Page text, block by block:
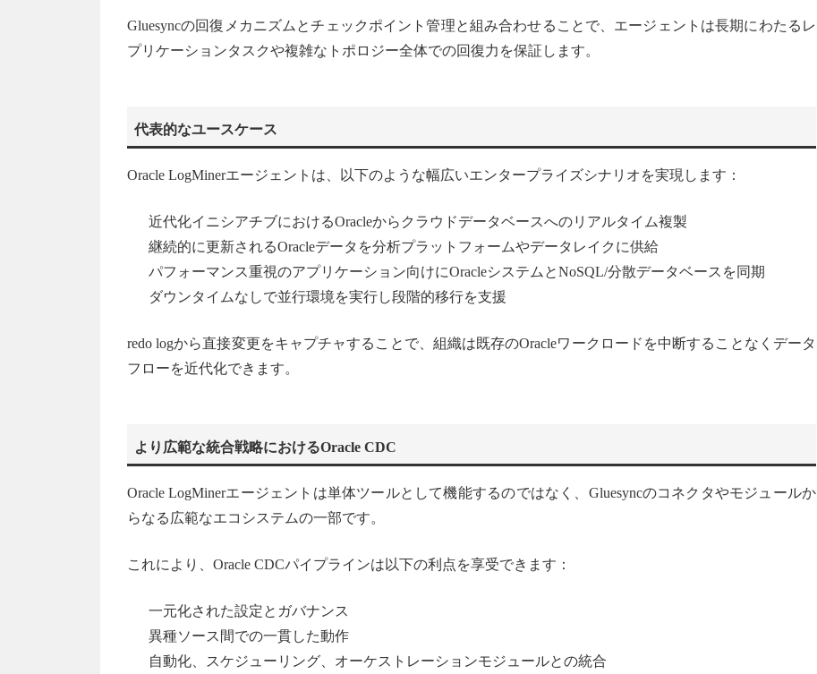
Gluesyncの回復メカニズムとチェックポイント管理と組み合わせることで、エージェントは長期にわたるレ
プリケーションタスクや複雑なトポロジー全体での回復力を保証します。
代表的なユースケース
Oracle LogMinerエージェントは、以下のような幅広いエンタープライズシナリオを実現します：
近代化イニシアチブにおけるOracleからクラウドデータベースへのリアルタイム複製
継続的に更新されるOracleデータを分析プラットフォームやデータレイクに供給
パフォーマンス重視のアプリケーション向けにOracleシステムとNoSQL/分散データベースを同期
ダウンタイムなしで並行環境を実行し段階的移行を支援
redo logから直接変更をキャプチャすることで、組織は既存のOracleワークロードを中断することなくデータ
フローを近代化できます。
より広範な統合戦略におけるOracle CDC
Oracle LogMinerエージェントは単体ツールとして機能するのではなく、Gluesyncのコネクタやモジュールか
らなる広範なエコシステムの一部です。
これにより、Oracle CDCパイプラインは以下の利点を享受できます：
一元化された設定とガバナンス
異種ソース間での一貫した動作
自動化、スケジューリング、オーケストレーションモジュールとの統合